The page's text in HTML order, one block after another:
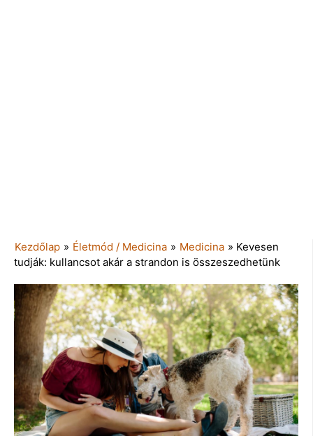
Kezdőlap » Életmód / Medicina » Medicina » Kevesen
tudják: kullancsot akár a strandon is összeszedhetünk